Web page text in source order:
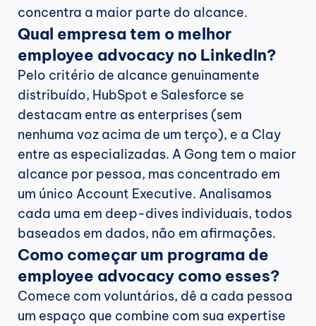
concentra a maior parte do alcance.
Qual empresa tem o melhor
employee advocacy no LinkedIn?
Pelo critério de alcance genuinamente
distribuído, HubSpot e Salesforce se
destacam entre as enterprises (sem
nenhuma voz acima de um terço), e a Clay
entre as especializadas. A Gong tem o maior
alcance por pessoa, mas concentrado em
um único Account Executive. Analisamos
cada uma em deep-dives individuais, todos
baseados em dados, não em afirmações.
Como começar um programa de
employee advocacy como esses?
Comece com voluntários, dê a cada pessoa
um espaço que combine com sua expertise